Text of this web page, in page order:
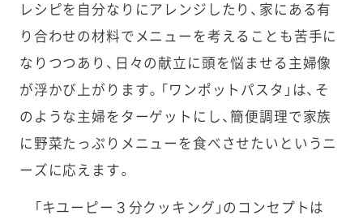
レシピを自分なりにアレンジしたり、家にある有
り合わせの材料でメニューを考えることも苦手に
なりつつあり、日々の献立に頭を悩ませる主婦像
が浮かび上がります。「ワンポットパスタ」は、そ
のような主婦をターゲットにし、簡便調理で家族
に野菜たっぷりメニューを食べさせたいというニ
ーズに応えます。
「キユーピー３分クッキング」のコンセプトは